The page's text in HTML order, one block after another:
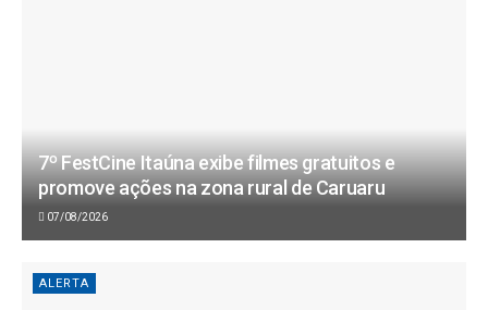
7º FestCine Itaúna exibe filmes gratuitos e
promove ações na zona rural de Caruaru
07/08/2026
ALERTA